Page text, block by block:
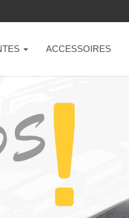
ACCESSOIRES